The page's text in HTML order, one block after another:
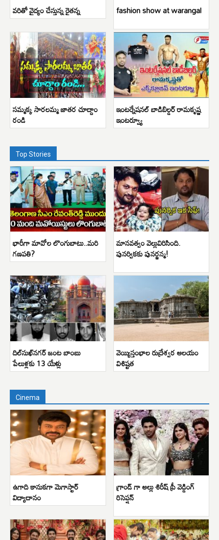
వరితో వైద్యం చేస్తున్న రైతన్న fashion show at warangal
సమ్మక్క సారలమ్మ జాతర చూద్దాం
రండి
ఇంటర్నేషనల్ బాడిబిల్డర్ రామకృష్ణ
ఇంటర్వ్యూ
Top Stories
భారీగా మావోల లొంగుబాటు..మరి
గణపతి?
మానవత్వం వెల్లువిరిసింది.
పునర్వికకు పునర్జన్మ!
దిల్‌సుఖ్‌నగర్ జంట బాంబు
పేలుళ్లకు 13 యేళ్లు
వెయ్యిస్తంభాల రుద్రేశ్వర ఆలయం
విశిష్టత
Cinema
ఉగాది కానుకగా మెగాస్టార్
విద్యాదానం
గ్రాండ్ గా అల్లు శిరీష్ ప్రీ వెడ్డింగ్
రిసెప్షన్